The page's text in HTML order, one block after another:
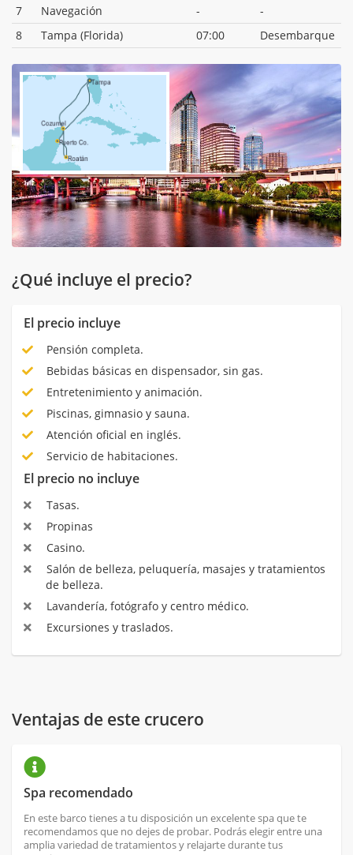
7 Navegación -
-
8
Tampa (Florida) 07:00 Desembarque
¿Qué incluye el precio?
El precio incluye
Pensión completa.
Bebidas básicas en dispensador, sin gas.
Entretenimiento y animación.
Piscinas, gimnasio y sauna.
Atención oficial en inglés.
Servicio de habitaciones.
El precio no incluye
Tasas.
Propinas
Casino.
Salón de belleza, peluquería, masajes y tratamientos
de belleza.
Lavandería, fotógrafo y centro médico.
Excursiones y traslados.
Ventajas de este crucero
Spa recomendado
En este barco tienes a tu disposición un excelente spa que te
recomendamos que no dejes de probar. Podrás elegir entre una
amplia variedad de tratamientos y relajarte durante tus